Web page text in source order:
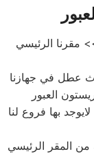
مقرنا الرئيسي
عطل في جهازنا
العبور
بها فروع لنا
المقر الرئيسي